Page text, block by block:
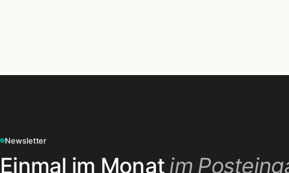
Newsletter
Einmal im Monatim